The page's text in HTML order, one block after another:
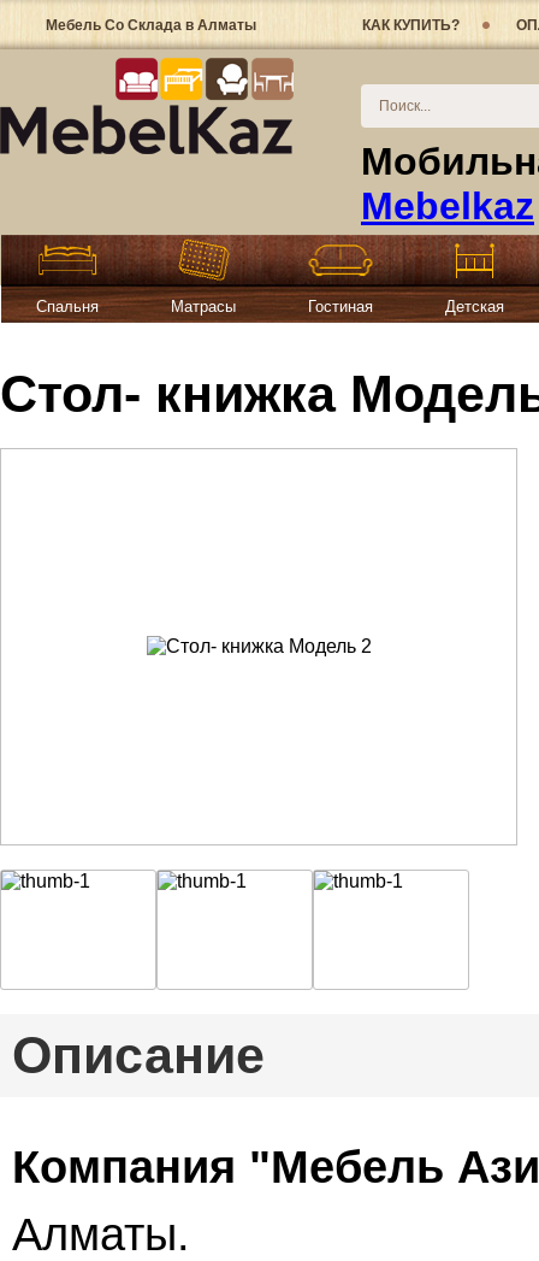
Мебель Со Склада в Алматы КАК КУПИТЬ?
Mebelkaz
Спальня Матрасы Гостиная Детская
Стол- книжка
Описание
Компания "Мебель
Алматы.